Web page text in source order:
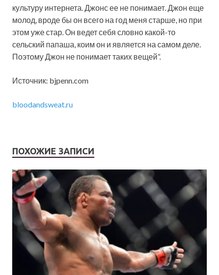
культуру интернета. Джонс ее не понимает. Джон еще
молод, вроде бы он всего на год меня старше, но при
этом уже стар. Он ведет себя словно какой-то
сельский папаша, коим он и является на самом деле.
Поэтому Джон не понимает таких вещей”.
Источник: bjpenn.com
bloodandsweat.ru
ПОХОЖИЕ ЗАПИСИ